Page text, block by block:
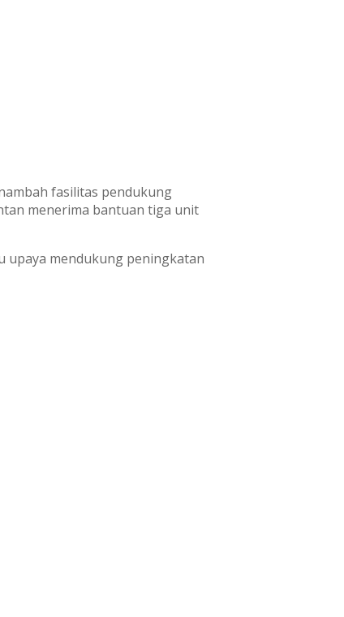
fasilitas pendukung
menerima bantuan tiga unit
upaya mendukung peningkatan